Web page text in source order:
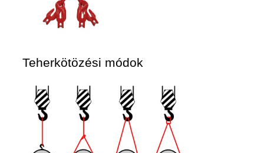
Teherkötözési módok